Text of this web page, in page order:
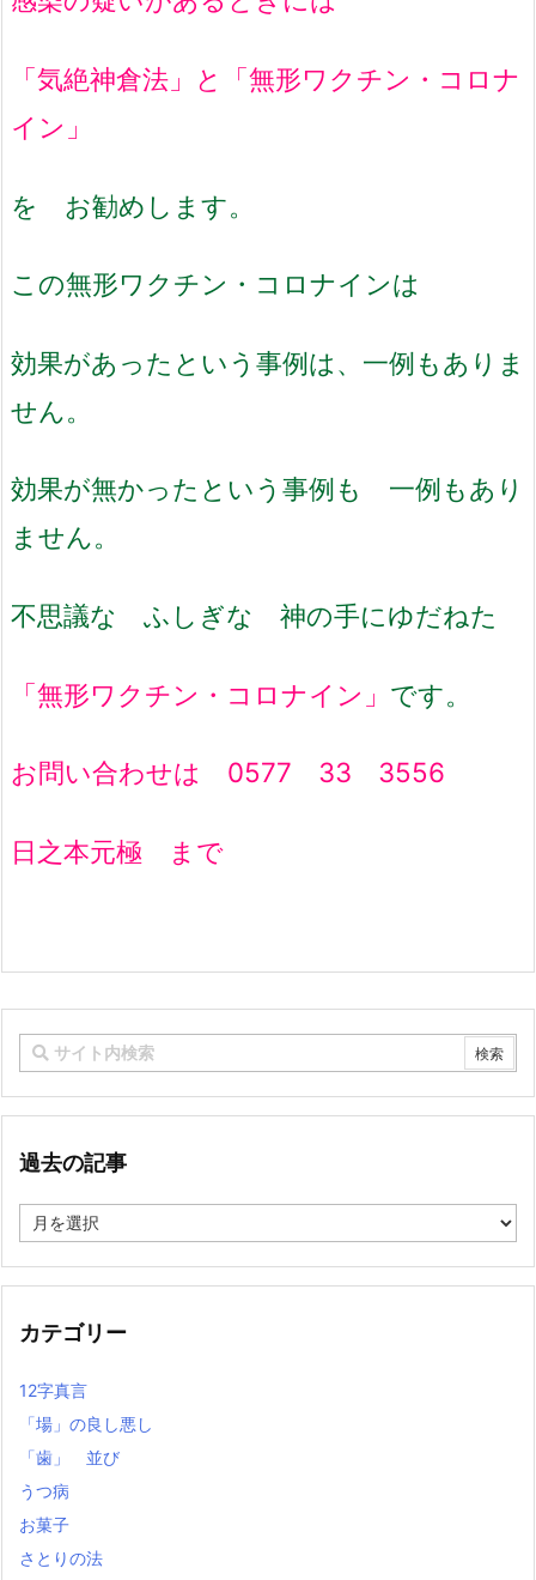
「気絶神倉法」と「無形ワクチン・コロナ
イン」
を お勧めします。
この無形ワクチン・コロナインは
効果があったという事例は、一例もありま
せん。
効果が無かったという事例も 一例もあり
ません。
不思議な ふしぎな 神の手にゆだねた
「無形ワクチン・コロナイン」 です。
お問い合わせは 0577 33 3556
日之本元極 まで
過去の記事
去
記
カテゴリー
12字真言
「場」の良し悪し
「歯」 並び
うつ病
お菓子
さとりの法